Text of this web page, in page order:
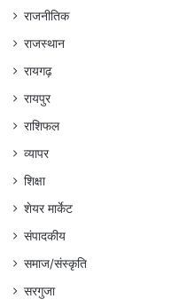
राजनीतिक
राजस्थान
रायगढ़
रायपुर
राशिफल
व्यापर
शिक्षा
शेयर मार्केट
संपादकीय
समाज/संस्कृति
सरगुजा